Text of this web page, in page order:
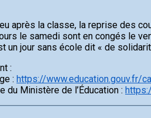
après la classe, la reprise des
le samedi sont en congés le
un jour sans école dit « de
:
: https://www.education.gouv.fr/
du Ministère de l’Éducation :